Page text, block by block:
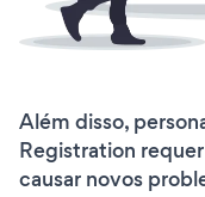
Além disso,
Registration
causar novos